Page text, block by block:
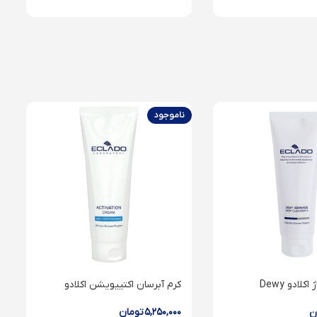
لایه بردار گماژ اکلادو Dewy
ناموجود
کرم آبرسان اکتییویشن اکلادو
۵,۲۵۰,۰۰۰تومان